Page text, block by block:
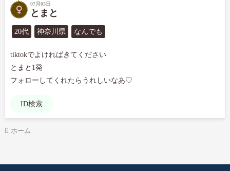
07月03日
とまと
20代 神奈川県 なんでも
tiktokでよければきてください
とまと1発
フォローしてくれたらうれしいなあ♡
ID検索
ホーム